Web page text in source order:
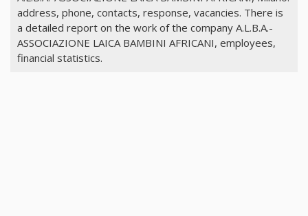
address, phone, contacts, response, vacancies. There is
a detailed report on the work of the company A.L.B.A.-
ASSOCIAZIONE LAICA BAMBINI AFRICANI, employees,
financial statistics.